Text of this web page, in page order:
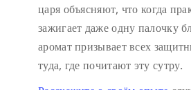
царя объясняют, что когда
зажигает даже одну палочку
аромат призывает всех
туда, где почитают эту сутру.